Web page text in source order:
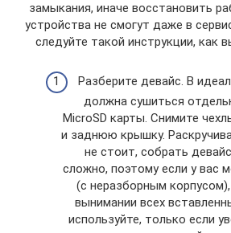
замыкания, иначе восстановить
устройства не смогут даже в
следуйте такой инструкции, как
Разберите девайс. В
должна сушиться
MicroSD карты. Снимите
и заднюю крышку.
не стоит, собрать
сложно, поэтому если у вас
(с неразборным
вынимании всех
используйте, только если